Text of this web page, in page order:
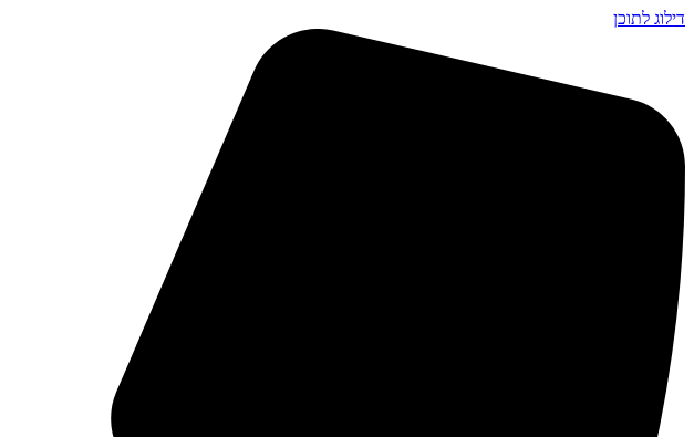
דילוג לתוכן